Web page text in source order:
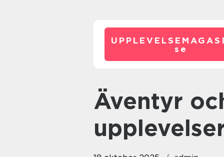
se
Äventyr och extrema